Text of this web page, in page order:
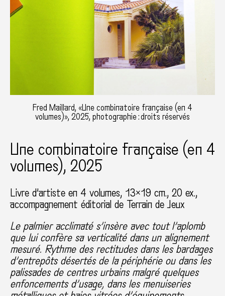
Fred Maillard, «Une combinatoire française (en 4
volumes)», 2025, photographie : droits réservés
Une combinatoire française (en 4
volumes), 2025
Livre d’artiste en 4 volumes, 13×19 cm., 20 ex.,
accompagnement éditorial de Terrain de Jeux
Le palmier acclimaté s’insère avec tout l’aplomb
que lui confère sa verticalité dans un alignement
mesuré. Rythme des rectitudes dans les bardages
d’entrepôts désertés de la périphérie ou dans les
palissades de centres urbains malgré quelques
enfoncements d’usage, dans les menuiseries